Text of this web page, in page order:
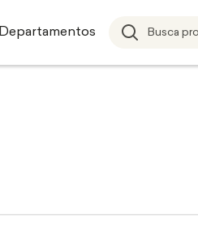
Departamentos